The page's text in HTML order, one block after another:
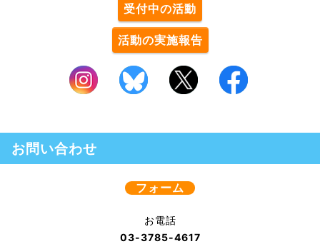
受付中の活動
活動の実施報告
お問い合わせ
フォーム
お電話
03-3785-4617